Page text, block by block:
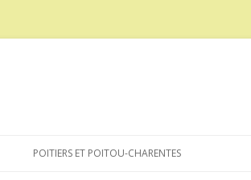
POITIERS ET POITOU-CHARENTES